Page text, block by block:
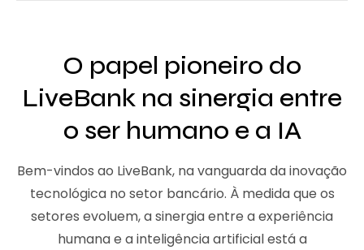
O papel pioneiro do
LiveBank na sinergia entre
o ser humano e a IA
Bem-vindos ao LiveBank, na vanguarda da inovação
tecnológica no setor bancário. À medida que os
setores evoluem, a sinergia entre a experiência
humana e a inteligência artificial está a